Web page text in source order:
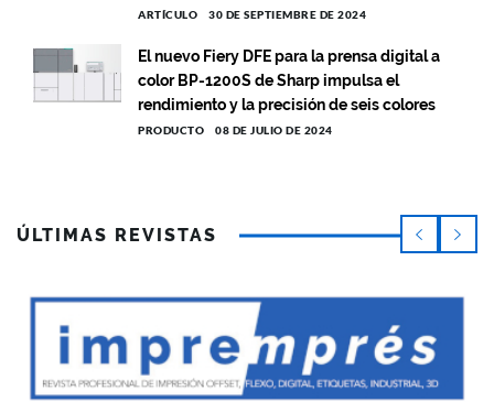
ARTÍCULO 30 DE SEPTIEMBRE DE 2024
El nuevo Fiery DFE para la prensa digital a
color BP-1200S de Sharp impulsa el
rendimiento y la precisión de seis colores
PRODUCTO 08 DE JULIO DE 2024
ÚLTIMAS REVISTAS